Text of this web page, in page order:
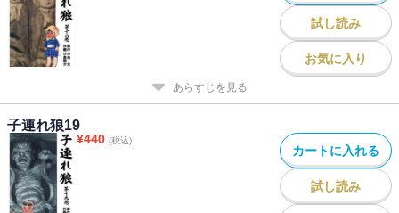
試し読み
お気に入り
あらすじを見る
子連れ狼19
¥440 (税込)
カートに入れる
試し読み